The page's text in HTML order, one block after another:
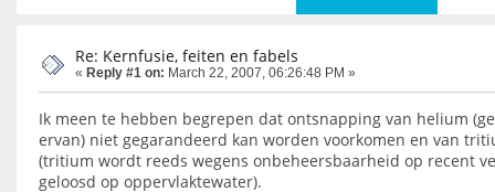
Re: Kernfusie, feiten en fabels
« Reply #1 on: March 22, 2007, 06:26:48 PM »
Ik meen te hebben begrepen dat ontsnapping van helium
ervan) niet gegarandeerd kan worden voorkomen en van
(tritium wordt reeds wegens onbeheersbaarheid op recent
geloosd op oppervlaktewater).